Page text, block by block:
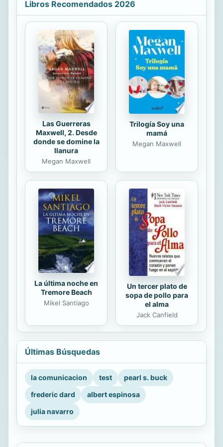
situación se vuelve cada vez más
peligrosa, cuando otra leyenda de la
polca sufre un trágico final. A medida
que incrementa el peligro, Lottie se
une más a la novia molesta de su
padre, Peg, la polaca. Juntas
investigarán los diferentes
misterios...
Libros Recomendados 2026
Las Guerreras
Maxwell, 2. Desde
donde se domine la
llanura
Megan Maxwell
Trilogía Soy una
mamá
Megan Maxwell
La última noche en
Tremore Beach
Mikel Santiago
Un tercer plato de
sopa de pollo para
el alma
Jack Canfield
Últimas Búsquedas
la comunicacion test
pearl s. buck
frederic dard
albert espinosa
julia navarro